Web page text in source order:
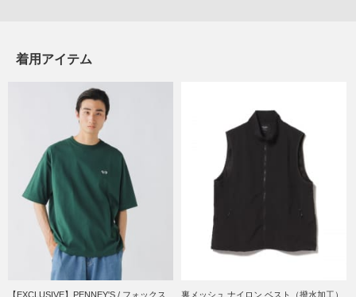
着用アイテム
【EXCLUSIVE】PENNEY'S / フォックス
裏メッシュ ナイロン ベスト（撥水加工）